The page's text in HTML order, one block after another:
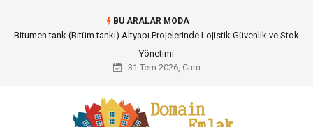
BU ARALAR MODA
Güvenilir Chip Satışı: Kesintisiz Poker Deneyimi İçin Profesyonel Destek
31 Tem 2026, Cum